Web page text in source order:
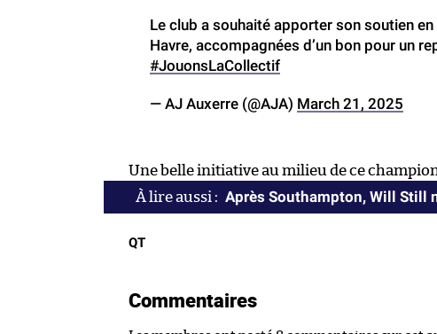
Le club a souhaité apporter son soutien
Havre, accompagnées d’un bon pour un
#JouonsLaCollectif
— AJ Auxerre (@AJA) March 21, 2025
Une belle initiative au milieu de ce
Après Southampton, Will Still
QT
Commentaires